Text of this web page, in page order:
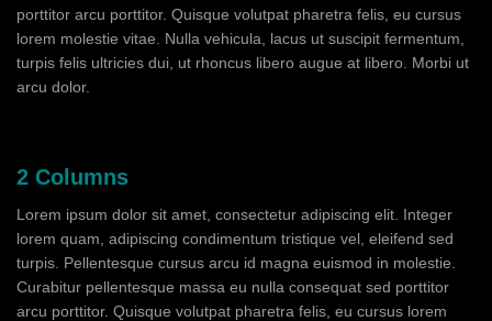
porttitor arcu porttitor. Quisque volutpat pharetra felis, eu cursus
lorem molestie vitae. Nulla vehicula, lacus ut suscipit fermentum,
turpis felis ultricies dui, ut rhoncus libero augue at libero. Morbi ut
arcu dolor.
2 Columns
Lorem ipsum dolor sit amet, consectetur adipiscing elit. Integer
lorem quam, adipiscing condimentum tristique vel, eleifend sed
turpis. Pellentesque cursus arcu id magna euismod in molestie.
Curabitur pellentesque massa eu nulla consequat sed porttitor
arcu porttitor. Quisque volutpat pharetra felis, eu cursus lorem